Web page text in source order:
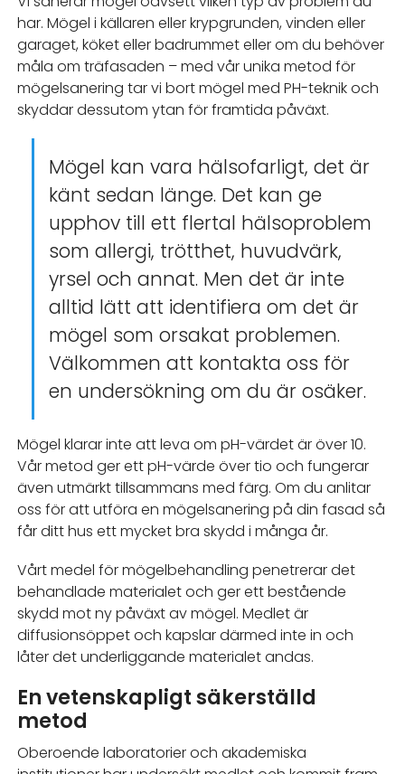
har. Mögel i källaren eller krypgrunden, vinden eller
garaget, köket eller badrummet eller om du behöver
måla om träfasaden – med vår unika metod för
mögelsanering tar vi bort mögel med PH-teknik och
skyddar dessutom ytan för framtida påväxt.
Mögel kan vara hälsofarligt, det är
känt sedan länge. Det kan ge
upphov till ett flertal hälsoproblem
som allergi, trötthet, huvudvärk,
yrsel och annat. Men det är inte
alltid lätt att identifiera om det är
mögel som orsakat problemen.
Välkommen att kontakta oss för
en undersökning om du är osäker.
Mögel klarar inte att leva om pH-värdet är över 10.
Vår metod ger ett pH-värde över tio och fungerar
även utmärkt tillsammans med färg. Om du anlitar
oss för att utföra en mögelsanering på din fasad så
får ditt hus ett mycket bra skydd i många år.
Vårt medel för mögelbehandling penetrerar det
behandlade materialet och ger ett bestående
skydd mot ny påväxt av mögel. Medlet är
diffusionsöppet och kapslar därmed inte in och
låter det underliggande materialet andas.
En vetenskapligt säkerställd
metod
Oberoende laboratorier och akademiska